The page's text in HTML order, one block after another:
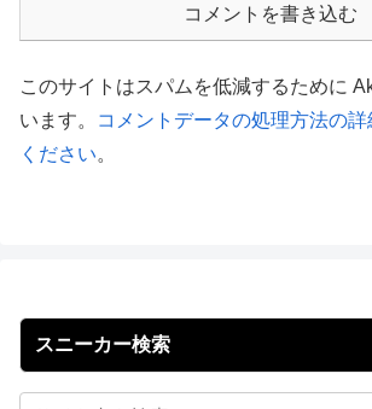
コメントを書き込む
このサイトはスパムを低減するために
います。
コメントデータの処理方法の
ください。
スニーカー検索